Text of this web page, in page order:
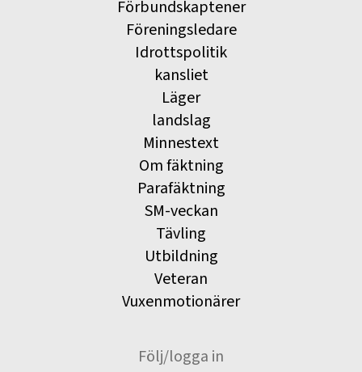
Förbundskaptener
Föreningsledare
Idrottspolitik
kansliet
Läger
landslag
Minnestext
Om fäktning
Parafäktning
SM-veckan
Tävling
Utbildning
Veteran
Vuxenmotionärer
Följ/logga in